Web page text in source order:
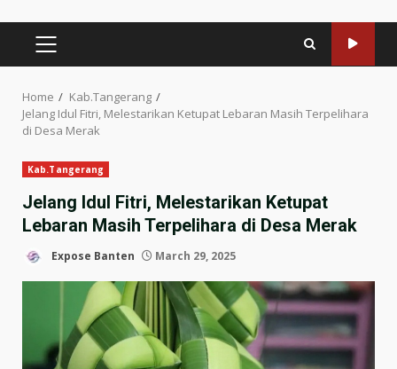
PRIMARY
MENU
Home
Kab.Tangerang
Jelang Idul Fitri, Melestarikan Ketupat Lebaran Masih Terpelihara
di Desa Merak
Kab.Tangerang
Jelang Idul Fitri, Melestarikan Ketupat
Lebaran Masih Terpelihara di Desa Merak
Expose Banten March 29, 2025